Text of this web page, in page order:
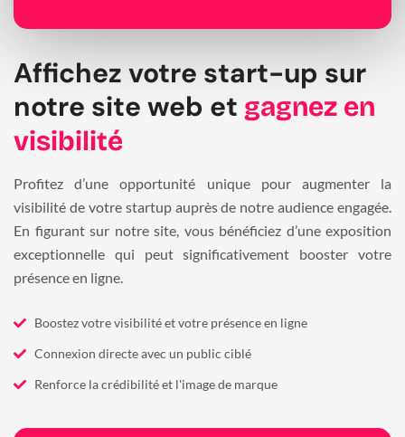
Affichez votre start-up sur
notre site web et gagnez en
visibilité
Profitez d’une opportunité unique pour augmenter la
visibilité de votre startup auprès de notre audience engagée.
En figurant sur notre site, vous bénéficiez d’une exposition
exceptionnelle qui peut significativement booster votre
présence en ligne.
Boostez votre visibilité et votre présence en ligne
Connexion directe avec un public ciblé
Renforce la crédibilité et l'image de marque